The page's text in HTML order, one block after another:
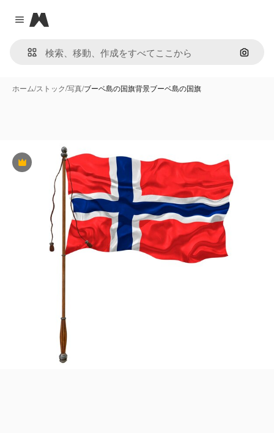
Close menu
Magnific
画像で
ホーム/ストック/写真/ブーベ島の国旗背景ブーベ島の国旗
Premium